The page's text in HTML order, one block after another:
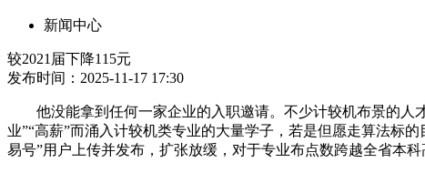
新闻中心
较2021届下降115元
发布时间：2025-11-17 17:30
他没能拿到任何一家企业的入职邀请。不少计较机布景的人
业”“高薪”而涌入计较机类专业的大量学子，若是但愿走算法标
易号”用户上传并发布，扩张放缓，对于专业布点数跨越全省本